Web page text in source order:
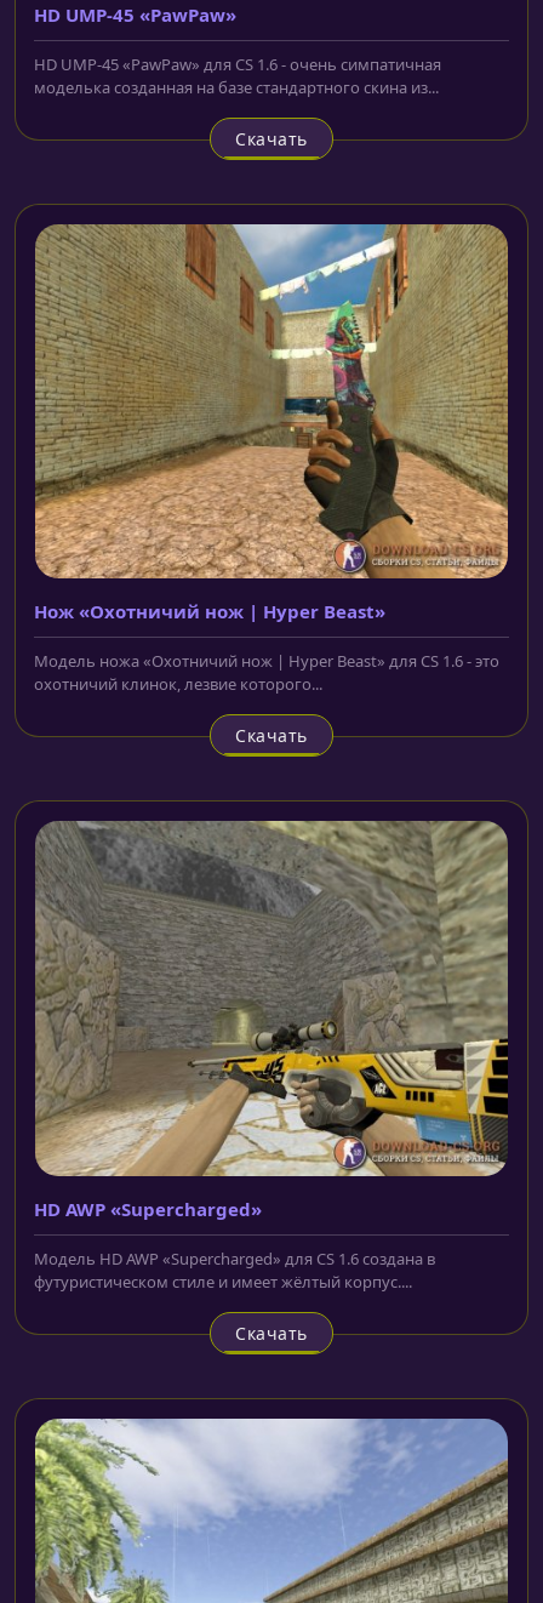
HD UMP-45 «PawPaw»
HD UMP-45 «PawPaw» для CS 1.6 - очень симпатичная
моделька созданная на базе стандартного скина из...
Скачать
Нож «Охотничий нож | Hyper Beast»
Модель ножа «Охотничий нож | Hyper Beast» для CS 1.6 - это
охотничий клинок, лезвие которого...
Скачать
HD AWP «Supercharged»
Модель HD AWP «Supercharged» для CS 1.6 создана в
футуристическом стиле и имеет жёлтый корпус....
Скачать